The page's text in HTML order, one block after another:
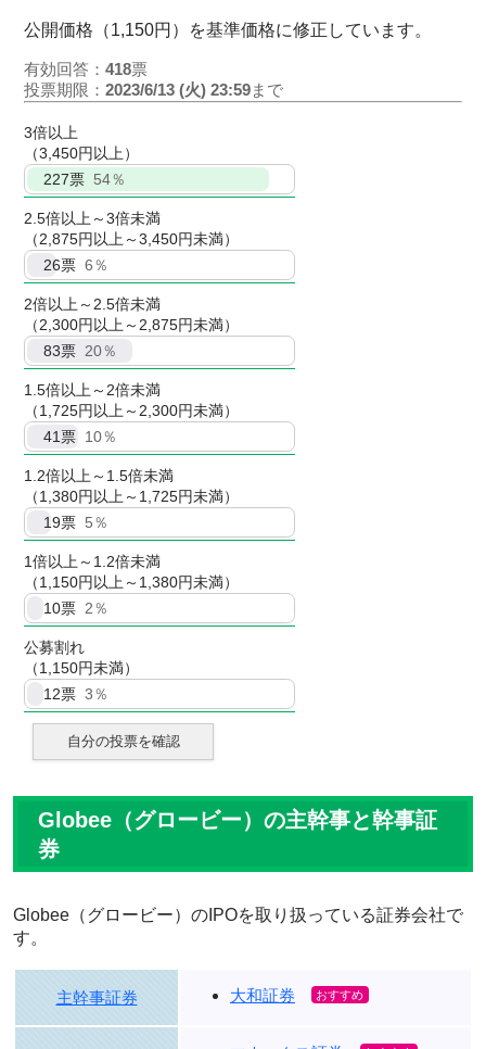
公開価格（1,150円）を基準価格に修正しています。
有効回答： 418票
投票期限： 2023/6/13 (火) 23:59まで
3倍以上
（3,450円以上）
227票 54％
2.5倍以上～3倍未満
（2,875円以上～3,450円未満）
26票 6％
2倍以上～2.5倍未満
（2,300円以上～2,875円未満）
83票 20％
1.5倍以上～2倍未満
（1,725円以上～2,300円未満）
41票 10％
1.2倍以上～1.5倍未満
（1,380円以上～1,725円未満）
19票 5％
1倍以上～1.2倍未満
（1,150円以上～1,380円未満）
10票 2％
公募割れ
（1,150円未満）
12票 3％
自分の投票を確認
Globee（グロービー）の主幹事と幹事証
券
Globee（グロービー）のIPOを取り扱っている証券会社で
す。
主幹事証券 大和証券